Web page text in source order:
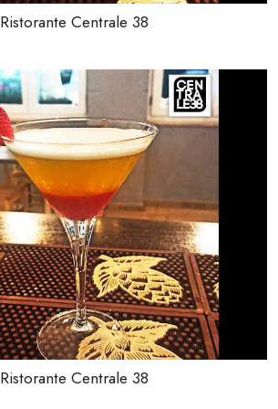
Ristorante Centrale 38
Ristorante Centrale 38